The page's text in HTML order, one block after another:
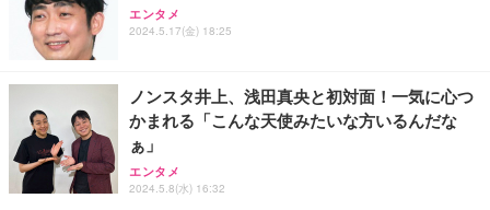
エンタメ
2024.5.17(金) 18:25
ノンスタ井上、浅田真央と初対面！一気に心つ
かまれる「こんな天使みたいな方いるんだな
ぁ」
エンタメ
2024.5.8(水) 16:32